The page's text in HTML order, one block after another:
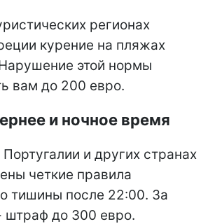
регионах
курение на пляжах
этой нормы
вам до 200 евро.
и ночное время
и других странах
четкие правила
тишины после 22:00. За
штраф до 300 евро.